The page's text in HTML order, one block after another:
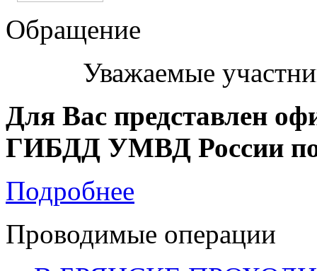
Обращение
Уважаемые
Для Вас представлен
ГИБДД УМВД России по
Подробнее
Проводимые операции